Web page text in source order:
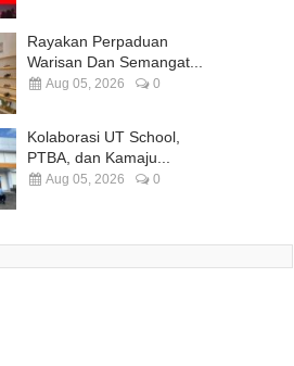
Rayakan Perpaduan
Warisan Dan Semangat...
Aug 05, 2026 0
Kolaborasi UT School,
PTBA, dan Kamaju...
Aug 05, 2026 0